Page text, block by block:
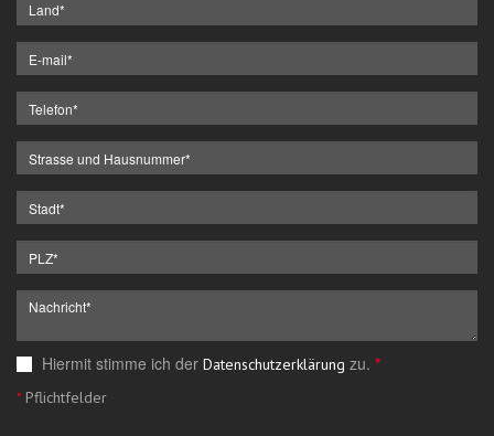
Hiermit stimme ich der Datenschutzerklärung zu. *
*Pflichtfelder